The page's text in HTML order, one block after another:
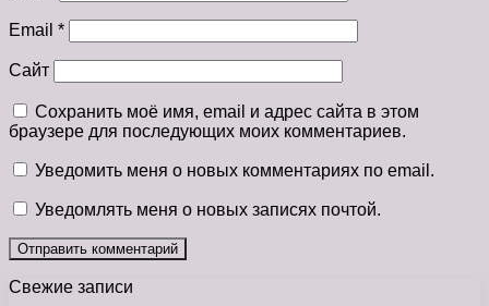
Email *
Сайт
Сохранить моё имя, email и адрес сайта в этом
браузере для последующих моих комментариев.
Уведомить меня о новых комментариях по email.
Уведомлять меня о новых записях почтой.
Свежие записи